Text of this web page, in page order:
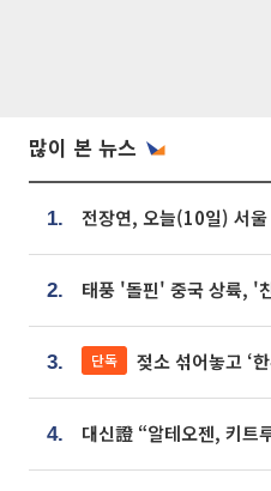
많이 본 뉴스
1.
2.
3. 단독 젖소 섞어놓고 ‘한우 원육
4.